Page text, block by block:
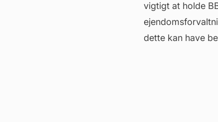
vigtigt at holde
dette kan have